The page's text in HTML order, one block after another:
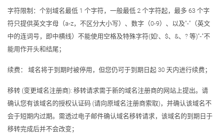
字符限制：个别域名最低 1 个字符，一般最低 2 个字符起，最多 63 个字
符只提供英文字母（a-z，不区分大小写）、数字（0-9）、以及"-"（英文
中的连词号，即中横线）不能使用空格及特殊字符(如!、$、&、? 等)"-"不
能用作开头和结尾；
续费： 域名将于到期时被停用，但您仍可于到期日起 30 天内进行续费；
移转 (变更域名注册商): 移转请求需于新的域名注册商的网站上提出。请
确认您有该域名的授权认证码 (请向原域名注册商索取)，并确认该域名不
会于短期内过期。需透过电子邮件确认域名移转请求，该域名的到期日于
移转完成后并不会改变；